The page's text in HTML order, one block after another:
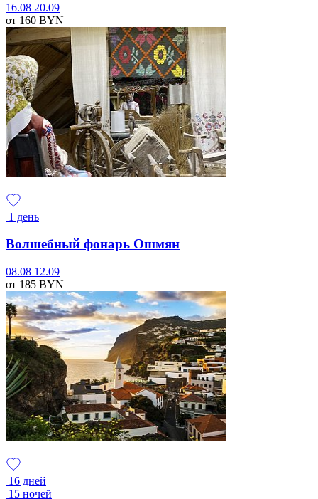
16.08 20.09
от 160 BYN
1 день
Волшебный фонарь Ошмян
08.08 12.09
от 185 BYN
16 дней
15 ночей